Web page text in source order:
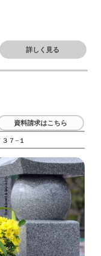
詳しく見る
７−１
資料請求はこちら